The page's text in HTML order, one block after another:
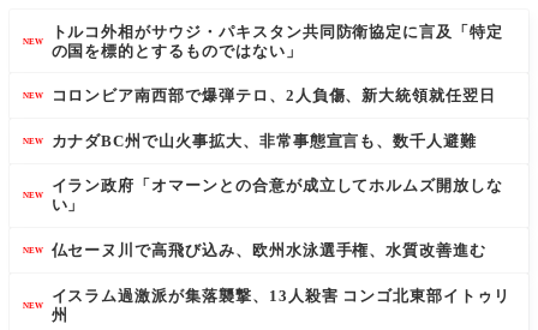
NEW
トルコ外相がサウジ・パキスタン共同防衛協定に言及「特定
の国を標的とするものではない」
NEW コロンビア南西部で爆弾テロ、2人負傷、新大統領就任翌日
NEW カナダBC州で山火事拡大、非常事態宣言も、数千人避難
NEW
イラン政府「オマーンとの合意が成立してホルムズ開放しな
い」
NEW 仏セーヌ川で高飛び込み、欧州水泳選手権、水質改善進む
NEW
イスラム過激派が集落襲撃、13人殺害 コンゴ北東部イトゥリ
州